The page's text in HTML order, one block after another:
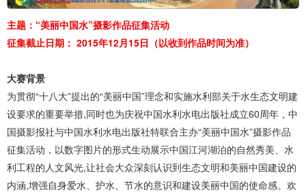
主题：“美丽中国水”摄影作品征集活动
征集截止日期： 2015年12月15日（以收到作品时间为准）
大赛背景
为贯彻“十八大”提出的“美丽中国”理念和实施水利部关于水生态文明建
设要求的重要举措,同时也为庆祝中国水利水电出版社成立60周年，中
国摄影报社与中国水利水电出版社特联合主办“美丽中国水”摄影作品
征集活动，以数字图片的形式生动展示中国江河湖泊的自然秀美、水
利工程的人文风光,让社会大众深刻认识到生态文明和美丽中国建设的
内涵,增强自身爱水、护水、节水的意识和建设美丽中国的使命感。欢